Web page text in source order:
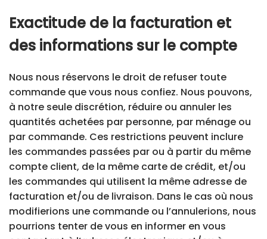
Exactitude de la facturation et
des informations sur le compte
Nous nous réservons le droit de refuser toute
commande que vous nous confiez. Nous pouvons,
à notre seule discrétion, réduire ou annuler les
quantités achetées par personne, par ménage ou
par commande. Ces restrictions peuvent inclure
les commandes passées par ou à partir du même
compte client, de la même carte de crédit, et/ou
les commandes qui utilisent la même adresse de
facturation et/ou de livraison. Dans le cas où nous
modifierions une commande ou l’annulerions, nous
pourrions tenter de vous en informer en vous